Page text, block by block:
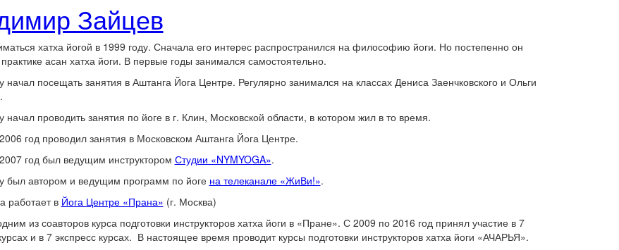
Зайцев
хатха йогой в 1999 году. Сначала его интерес распространился на философию йоги. Но постепенно он
асан хатха йоги. В первые годы занимался самостоятельно.
начал посещать занятия в Аштанга Йога Центре. Регулярно занимался на классах Дениса Заенчковского и Ольги
начал проводить занятия по йоге в г. Клин, Московской области, в котором жил в то время.
год проводил занятия в Московском Аштанга Йога Центре.
год был ведущим инструктором Студии «NYMYOGA».
был автором и ведущим программ по йоге на телеканале «ЖиВи!».
работает в Йога Центре «Прана» (г. Москва)
из соавторов курса подготовки инструкторов хатха йоги в «Пране». С 2009 по 2016 год принял участие в 7
и в 7 экспресс курсах. В настоящее время проводит курсы подготовки инструкторов хатха йоги «АЧАРЬЯ».